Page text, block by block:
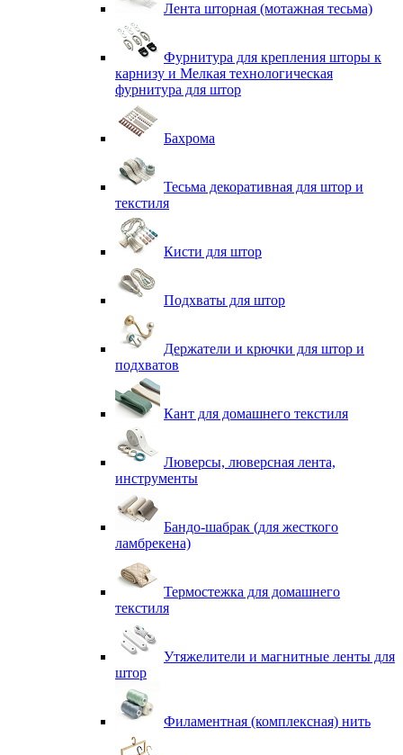
Лента шторная (мотажная тесьма)
Фурнитура для крепления шторы к
карнизу и Мелкая технологическая
фурнитура для штор
Бахрома
Тесьма декоративная для штор и
текстиля
Кисти для штор
Подхваты для штор
Держатели и крючки для штор и
подхватов
Кант для домашнего текстиля
Люверсы, люверсная лента,
инструменты
Бандо-шабрак (для жесткого
ламбрекена)
Термостежка для домашнего
текстиля
Утяжелители и магнитные ленты для
штор
Филаментная (комплексная) нить